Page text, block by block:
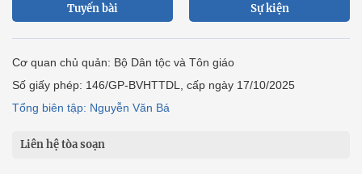
Tuyến bài Sự kiện
Cơ quan chủ quản: Bộ Dân tộc và Tôn giáo
Số giấy phép: 146/GP-BVHTTDL, cấp ngày 17/10/2025
Tổng biên tập: Nguyễn Văn Bá
Liên hệ tòa soạn